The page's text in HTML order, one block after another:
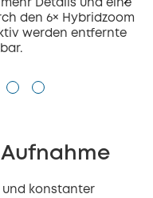
Details und eine
den 6× Hybridzoom
werden entfernte
und konstanter